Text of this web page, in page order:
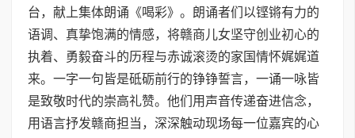
台，献上集体朗诵《喝彩》。朗诵者们以铿锵有力的
语调、真挚饱满的情感，将赣商儿女坚守创业初心的
执着、勇毅奋斗的历程与赤诚滚烫的家国情怀娓娓道
来。一字一句皆是砥砺前行的铮铮誓言，一诵一咏皆
是致敬时代的崇高礼赞。他们用声音传递奋进信念，
用语言抒发赣商担当，深深触动现场每一位嘉宾的心